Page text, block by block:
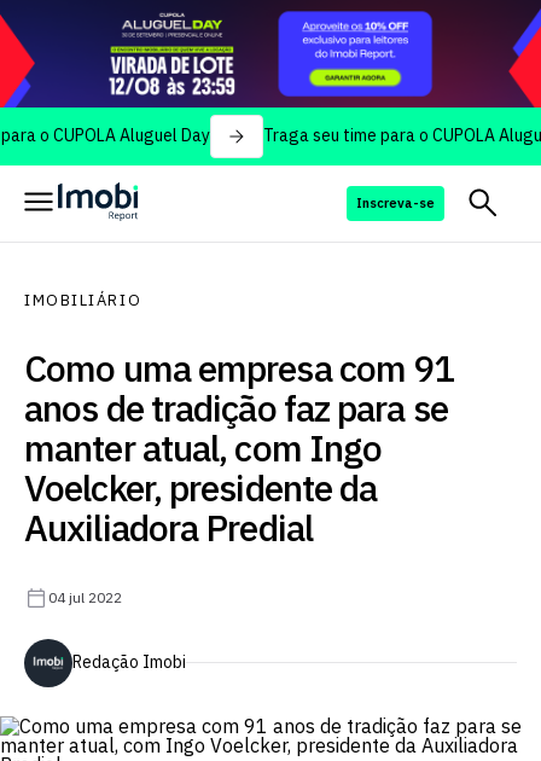
Aluguel Day Traga seu time para o CUPOLA Aluguel Day
Inscreva-se
IMOBILIÁRIO
Como uma empresa com 91
anos de tradição faz para se
manter atual, com Ingo
Voelcker, presidente da
Auxiliadora Predial
04 jul 2022
Redação Imobi